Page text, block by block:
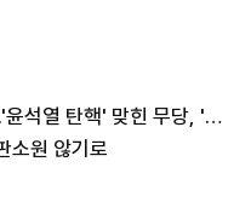
"이재명 탄핵, 얼마 안 남았다"...'윤석열 탄핵' 맞힌 무당, '성지글' 등장
소원 않기로